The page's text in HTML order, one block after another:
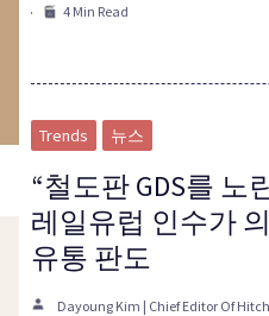
4 Min Read
Trends 뉴스
“철도판 GDS를 노
레일유럽 인수가
유통 판도
Dayoung Kim | Chief Editor Of